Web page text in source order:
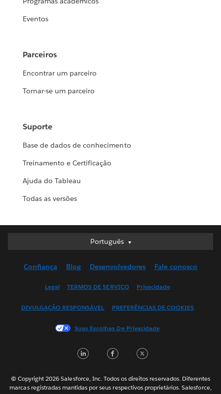
Eventos
Parceiros
Encontrar um parceiro
Tornar-se um parceiro
Suporte
Base de dados de conhecimento
Treinamento e Certificação
Ajuda do Tableau
Todas as versões
Português
Português
English (UK)
Français (Canada)
日本語
Nederlands
Confiança Blog Desenvolvedores Fale conosco
Legal TERMOS DE SERVIÇO Privacidade
DIVULGAÇÃO RESPONSÁVEL PREFERÊNCIAS DE COOKIES
Suas Escolhas De Privacidade
LinkedInFacebook
© Copyright 2026 Salesforce, Inc. Todos os direitos reservados. Diferentes
marcas registradas mantidas por seus respectivos proprietários. Salesforce,